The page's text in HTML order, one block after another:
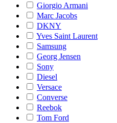
Giorgio Armani
Marc Jacobs
DKNY
Yves Saint Laurent
Samsung
Georg Jensen
Sony
Diesel
Versace
Converse
Reebok
Tom Ford